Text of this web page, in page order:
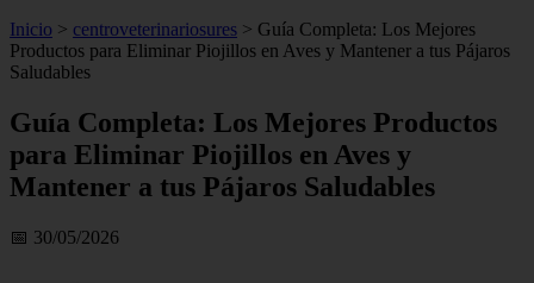
Inicio > centroveterinariosures > Guía Completa: Los Mejores
Productos para Eliminar Piojillos en Aves y Mantener a tus Pájaros
Saludables
Guía Completa: Los Mejores Productos
para Eliminar Piojillos en Aves y
Mantener a tus Pájaros Saludables
📅 30/05/2026